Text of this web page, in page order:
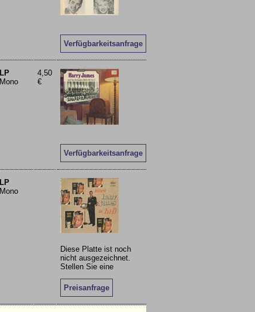
Verfügbarkeitsanfrage
LP
Mono
4,50
€
Verfügbarkeitsanfrage
LP
Mono
Diese Platte ist noch
nicht ausgezeichnet.
Stellen Sie eine
Preisanfrage